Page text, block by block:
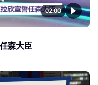
02:00
森大臣